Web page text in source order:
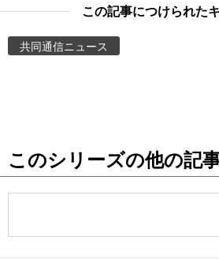
東京
この記事につけられた
共同通信ニュース
このシリーズの他の記